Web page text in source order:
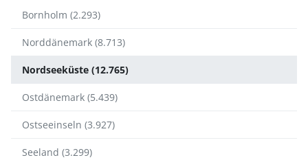
Bornholm (2.293)
Norddänemark (8.713)
Nordseeküste (12.765)
Ostdänemark (5.439)
Ostseeinseln (3.927)
Seeland (3.299)